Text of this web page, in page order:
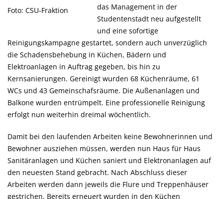
Foto: CSU-Fraktion
das Management in der
Studentenstadt neu aufgestellt
und eine sofortige
Reinigungskampagne gestartet, sondern auch unverzüglich
die Schadensbehebung in Küchen, Bädern und
Elektroanlagen in Auftrag gegeben, bis hin zu
Kernsanierungen. Gereinigt wurden 68 Küchenräume, 61
WCs und 43 Gemeinschafsräume. Die Außenanlagen und
Balkone wurden entrümpelt. Eine professionelle Reinigung
erfolgt nun weiterhin dreimal wöchentlich.
Damit bei den laufenden Arbeiten keine Bewohnerinnen und
Bewohner ausziehen müssen, werden nun Haus für Haus
Sanitäranlagen und Küchen saniert und Elektronanlagen auf
den neuesten Stand gebracht. Nach Abschluss dieser
Arbeiten werden dann jeweils die Flure und Treppenhäuser
gestrichen. Bereits erneuert wurden in den Küchen